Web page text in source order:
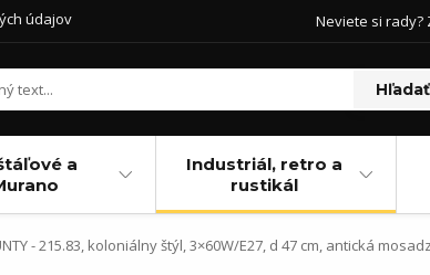
údajov
Hľadať
Neviete si rady?
a
Industriál, retro a
rustikál
- 215.83, koloniálny štýl, 3×60W/E27, d 47 cm, antická